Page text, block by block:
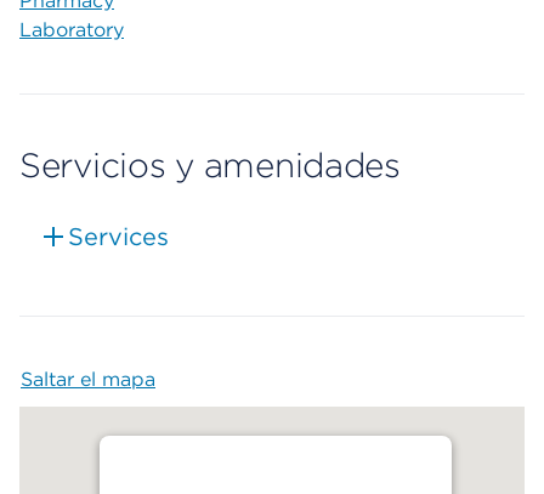
Laboratory
Servicios y amenidades
Services
Saltar el mapa